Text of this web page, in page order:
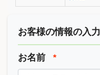
お客様の情報の入力
お名前 *